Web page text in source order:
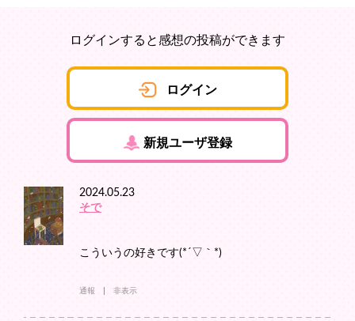
ログインすると感想の投稿ができます
ログイン
新規ユーザ登録
2024.05.23
そで
こういうの好きです(*´▽｀*)
通報 非表示